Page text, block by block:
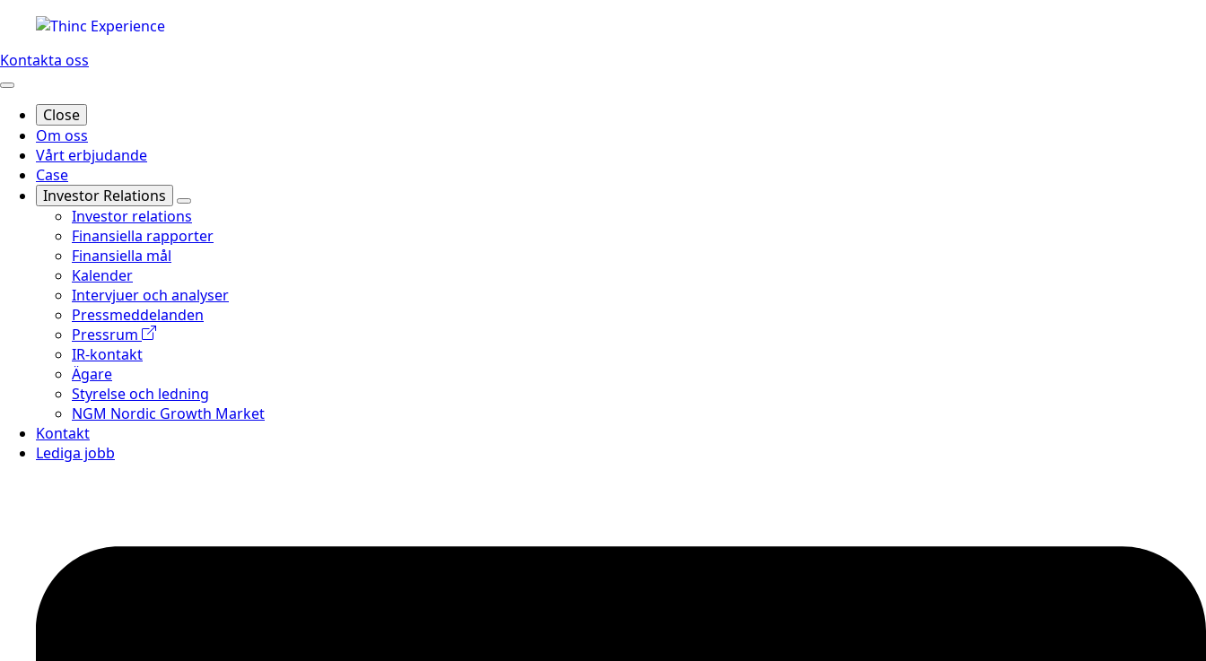
Kontakta oss
Close
Om oss
Vårt erbjudande
Case
Investor Relations
Investor relations
Finansiella rapporter
Finansiella mål
Kalender
Intervjuer och analyser
Pressmeddelanden
Pressrum
IR-kontakt
Ägare
Styrelse och ledning
NGM Nordic Growth Market
Kontakt
Lediga jobb